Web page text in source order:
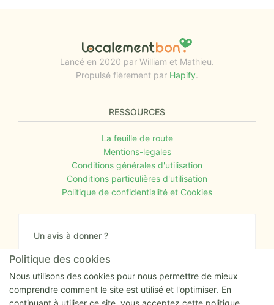
Lancé en 2020 par William et Mathieu.
Propulsé fièrement par Hapify.
RESSOURCES
La feuille de route
Mentions-legales
Conditions générales d'utilisation
Conditions particulières d'utilisation
Politique de confidentialité et Cookies
Un avis à donner ?
Donnez nous votre avis sur le site ou proposez
nous tout simplement vos nouvelles idées.
Nous écrire
Politique des cookies
Nous utilisons des cookies pour nous permettre de mieux
comprendre comment le site est utilisé et l'optimiser. En
continuant à utiliser ce site, vous acceptez cette politique.